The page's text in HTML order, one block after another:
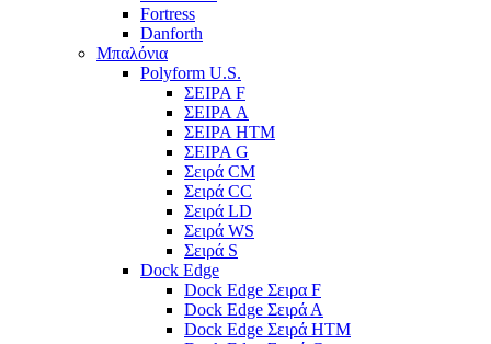
Fortress
Danforth
Μπαλόνια
Polyform U.S.
ΣΕΙΡΑ F
ΣΕΙΡΑ A
ΣΕΙΡΑ HTM
ΣΕΙΡΑ G
Σειρά CM
Σειρά CC
Σειρά LD
Σειρά WS
Σειρά S
Dock Edge
Dock Edge Σειρα F
Dock Edge Σειρά Α
Dock Edge Σειρά HTM